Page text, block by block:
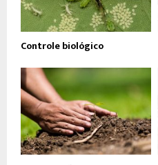
Controle biológico